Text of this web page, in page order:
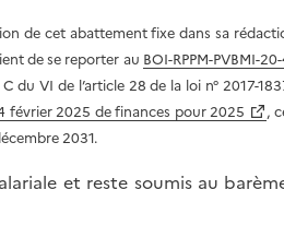
de cet abattement fixe dans sa
de se reporter au BOI-RPPM-PVBMI-
VI de l’article 28 de la loi n° 2017-
février 2025 de finances pour 2025
,
2031.
et reste soumis au